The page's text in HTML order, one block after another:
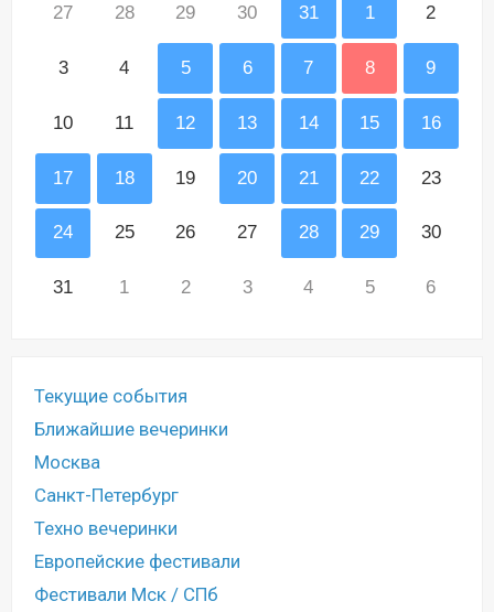
27 28 29 30 31 1 2
3 4 5 6 7 8 9
10 11 12 13 14 15 16
17 18 19 20 21 22 23
24 25 26 27 28 29 30
31 1 2 3 4 5 6
Текущие события
Ближайшие вечеринки
Москва
Санкт-Петербург
Техно вечеринки
Европейские фестивали
Фестивали Мск / СПб